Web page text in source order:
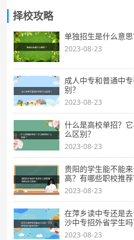
择校攻略
单独招生是什么意思
2023-08-23
成人中专和普通中
别？
2023-08-23
什么是高校单招？
么区别？
2023-08-23
贵阳的学生能不能
高？有哪些职校推荐
2023-08-23
在萍乡读中专还是
沙中专招外省学生吗
2023-08-23